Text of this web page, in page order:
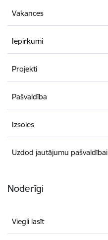
Vakances
Iepirkumi
Projekti
Pašvaldība
Izsoles
Uzdod jautājumu pašvaldībai
Noderīgi
Viegli lasīt